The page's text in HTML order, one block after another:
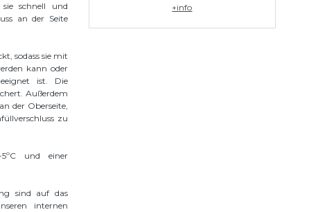
schnell und
an der Seite
sodass sie mit
kann oder
ist. Die
Außerdem
der Oberseite,
zu
und einer
sind auf das
internen
+info